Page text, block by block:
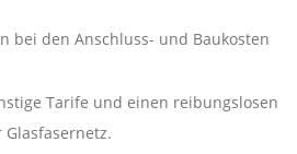
bei den Anschluss- und Baukosten
Tarife und einen reibungslosen